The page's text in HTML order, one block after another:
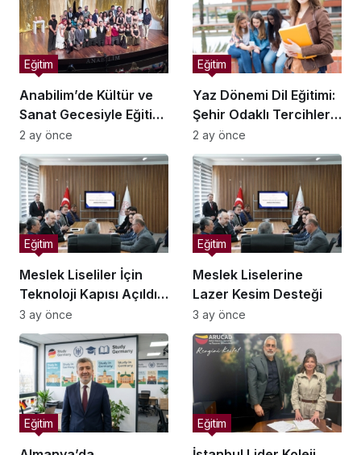
Anabilim’de Kültür ve
Sanat Gecesiyle Eğitim
Yılı Sona Erdi
Eğitim
2 ay önce
Yaz Dönemi Dil Eğitimi:
Şehir Odaklı Tercihler
Artıyor
Eğitim
2 ay önce
Meslek Liseliler İçin
Teknoloji Kapısı Açıldı:
Bodor Laser’dan
Çerkezköy’e Lazer
Kesim Desteği!
Eğitim
3 ay önce
Meslek Liselerine
Lazer Kesim Desteği
Eğitim
3 ay önce
Eğitim Eğitim